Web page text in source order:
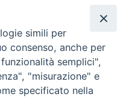
com
simili per
consenso, anche per
semplici",
"misurazione" e
specificato nella